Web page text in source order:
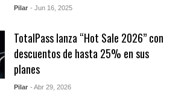
Pilar - Jun 16, 2025
TotalPass lanza “Hot Sale 2026” con
descuentos de hasta 25% en sus
planes
Pilar - Abr 29, 2026